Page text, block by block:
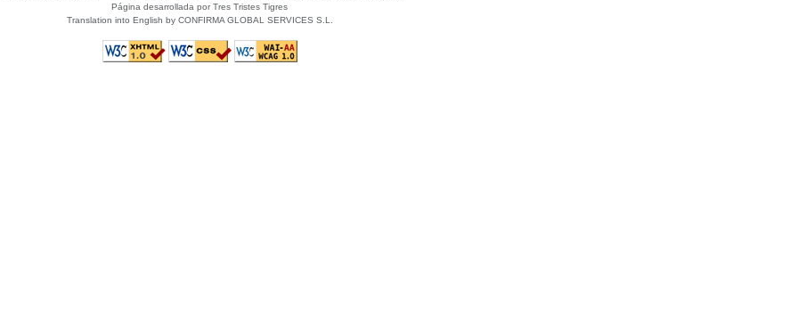
Página desarrollada por Tres Tristes Tigres
Translation into English by CONFIRMA GLOBAL SERVICES S.L.